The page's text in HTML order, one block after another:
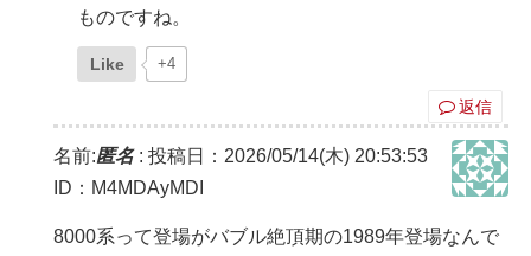
ものですね。
Like +4
返信
名前:匿名: 投稿日：2026/05/14(木) 20:53:53
ID：M4MDAyMDI
8000系って登場がバブル絶頂期の1989年登場なんで